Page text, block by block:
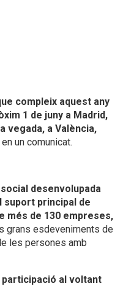
compleix aquest any
1 de juny a Madrid,
vegada, a València,
un comunicat.
desenvolupada
suport principal de
més de 130 empreses,
grans esdeveniments de
les persones amb
participació al voltant